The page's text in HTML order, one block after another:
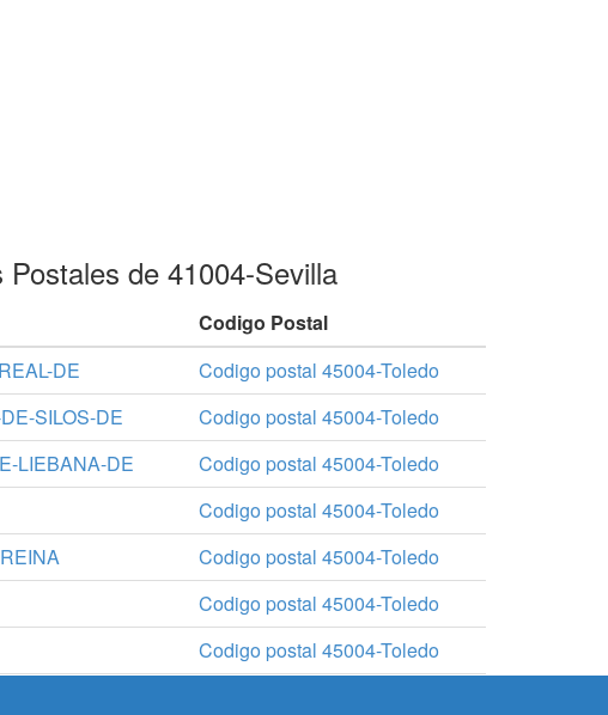
de 41004-Sevilla
Codigo Postal
DE
Codigo postal 45004-Toledo
SILOS-DE
Codigo postal 45004-Toledo
LIEBANA-DE
Codigo postal 45004-Toledo
Codigo postal 45004-Toledo
Codigo postal 45004-Toledo
Codigo postal 45004-Toledo
Codigo postal 45004-Toledo